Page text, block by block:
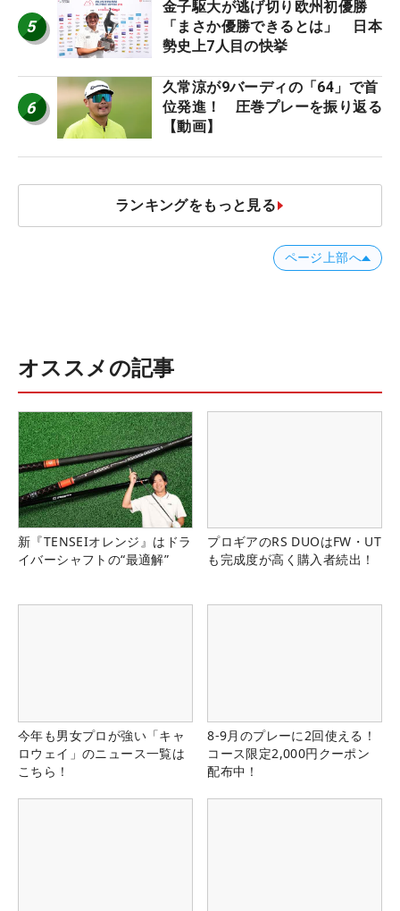
5
金子駆大が逃げ切り欧州初優勝
「まさか優勝できるとは」 日本
勢史上7人目の快挙
6
久常涼が9バーディの「64」で首
位発進！ 圧巻プレーを振り返る
【動画】
ランキングをもっと見る
ページ上部へ
オススメの記事
新『TENSEIオレンジ』はドラ
イバーシャフトの“最適解”
プロギアのRS DUOはFW・UT
も完成度が高く購入者続出！
今年も男女プロが強い「キャ
ロウェイ」のニュース一覧は
こちら！
8-9月のプレーに2回使える！
コース限定2,000円クーポン
配布中！